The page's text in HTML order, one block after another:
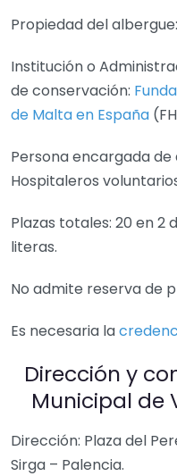
Propiedad del
Institución o
de conservación:
de Malta en España
Persona encargada
Hospitaleros
Plazas totales: 20 en
literas.
No admite reserva de
Es necesaria la
Dirección y
Municipal de
Dirección: Plaza del
Sirga – Palencia.